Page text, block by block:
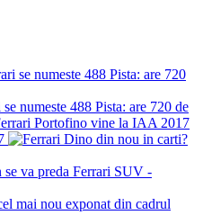
numeste 488 Pista: are 720 de
Ferrari SUV -